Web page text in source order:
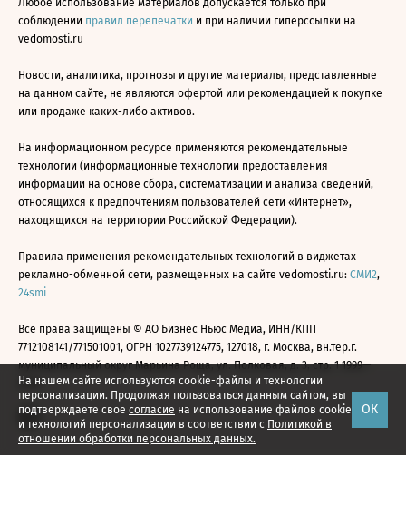
На нашем сайте используются cookie-файлы и технологии
персонализации. Продолжая пользоваться данным сайтом, вы
подтверждаете свое согласие на использование файлов cookie
и технологий персонализации в соответствии с Политикой в
отношении обработки персональных данных.
ОК
Любое использование материалов допускается только при
соблюдении правил перепечатки и при наличии гиперссылки на
vedomosti.ru
Новости, аналитика, прогнозы и другие материалы, представленные
на данном сайте, не являются офертой или рекомендацией к покупке
или продаже каких-либо активов.
На информационном ресурсе применяются рекомендательные
технологии (информационные технологии предоставления
информации на основе сбора, систематизации и анализа сведений,
относящихся к предпочтениям пользователей сети «Интернет»,
находящихся на территории Российской Федерации).
Правила применения рекомендательных технологий в виджетах
рекламно-обменной сети, размещенных на сайте vedomosti.ru: СМИ2,
24smi
Все права защищены © АО Бизнес Ньюс Медиа, ИНН/КПП
7712108141/771501001, ОГРН 1027739124775, 127018, г. Москва, вн.тер.г.
муниципальный округ Марьина Роща, ул. Полковая, д. 3, стр. 1 1999—
2026